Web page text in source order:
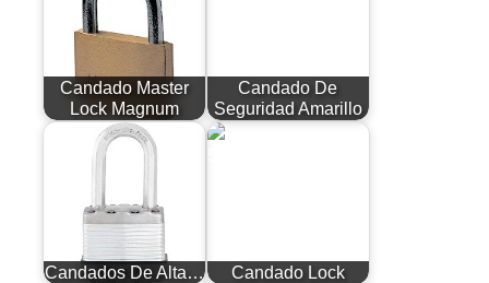
Candado Master
Lock Magnum
Candado De
Seguridad Amarillo
Candados De Alta… Candado Lock